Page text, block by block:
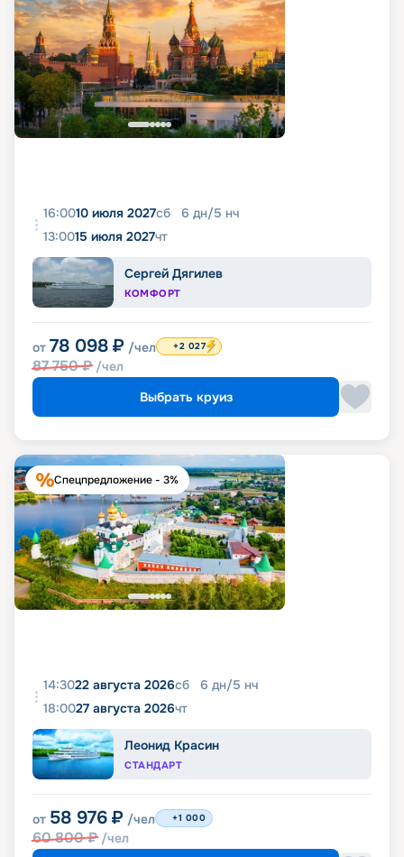
16:0010 июля 2027сб 6 дн/5 нч
13:0015 июля 2027чт
Сергей Дягилев
КОМФОРТ
от 78 098 ₽ /чел
87 750₽ /чел
+2 027
Выбрать круиз
Спецпредложение - 3%
14:3022 августа 2026сб 6 дн/5 нч
18:0027 августа 2026чт
Леонид Красин
СТАНДАРТ
от 58 976 ₽ /чел
60 800₽ /чел
+1 000